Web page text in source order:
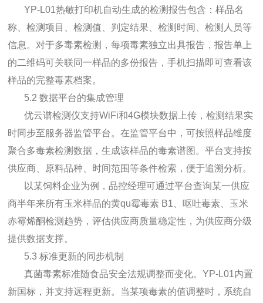
YP-L01热敏打印机自动生成的检测报告包含：样品名
称、检测项目、检测值、判定结果、检测时间、检测人员等
信息。对于多毒素检测，每项毒素独立出具报告，报告单上
的二维码可关联同一样品的多份报告，手机扫描即可查看该
样品的完整毒素档案。
5.2 数据平台的集成管理
优云谱检测仪支持WiFi和4G模块数据上传，检测结果实
时同步至服务器监管平台。在监管平台中，可按照样品维度
聚合多毒素检测数据，生成该样品的毒素谱图。平台支持按
供应商、原料品种、时间范围等条件检索，便于追溯分析。
以某饲料企业为例，品控经理可通过平台查询某一供应
商半年来所有玉米样品的黄qu霉毒素 B1、呕吐毒素、玉米
赤霉烯酮检测趋势，评估供应商质量稳定性，为供应商分级
提供数据支撑。
5.3 标准更新的同步机制
真菌毒素标准随食品安全法规调整而变化。YP-L01内置
新国标，并支持远程更新。当某项毒素的值调整时，系统自